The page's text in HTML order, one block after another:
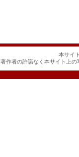
本サイ
著作者の許諾なく本サイト上